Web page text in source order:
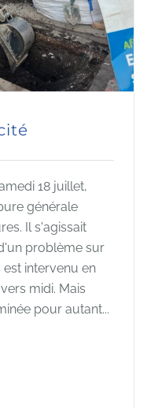
18 juillet,
générale
Il s'agissait
problème sur
est intervenu en
midi. Mais
pour autant...